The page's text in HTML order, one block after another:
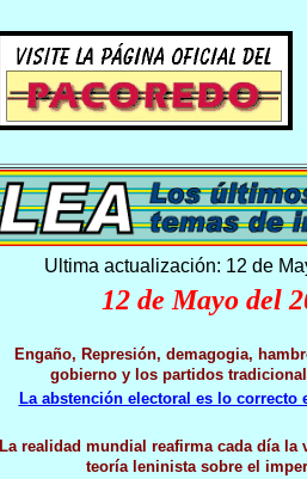
Ultima actualización: 12 de
12 de Mayo del
Engaño, Represión, demagogia,
gobierno y los partidos
La abstención electoral es lo correcto
La realidad mundial reafirma cada día la
teoría leninista sobre el